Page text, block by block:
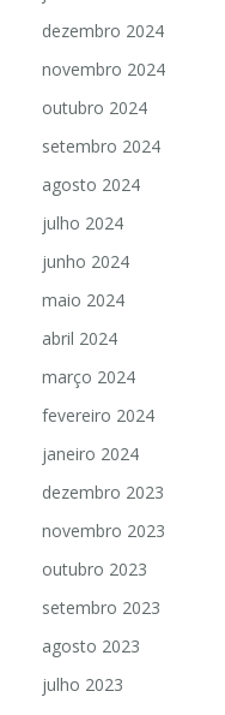
dezembro 2024
novembro 2024
outubro 2024
setembro 2024
agosto 2024
julho 2024
junho 2024
maio 2024
abril 2024
março 2024
fevereiro 2024
janeiro 2024
dezembro 2023
novembro 2023
outubro 2023
setembro 2023
agosto 2023
julho 2023